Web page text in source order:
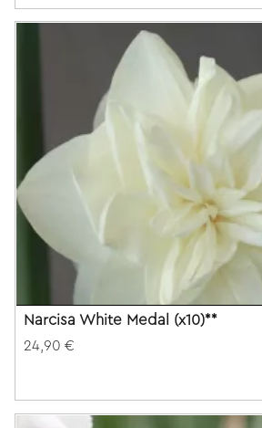
Narcisa White Medal (x10)**
24,90 €